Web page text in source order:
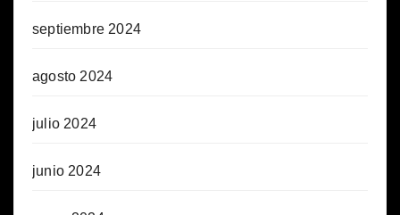
septiembre 2024
agosto 2024
julio 2024
junio 2024